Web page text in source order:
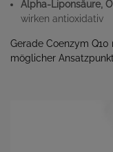
Alpha-Liponsäure,
wirken antioxidativ
Gerade Coenzym
möglicher